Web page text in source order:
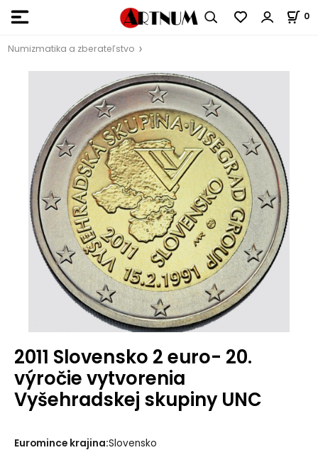
0
Numizmatika a zberateľstvo
2011 Slovensko 2 euro- 20.
výročie vytvorenia
Vyšehradskej skupiny UNC
Euromince krajina:Slovensko